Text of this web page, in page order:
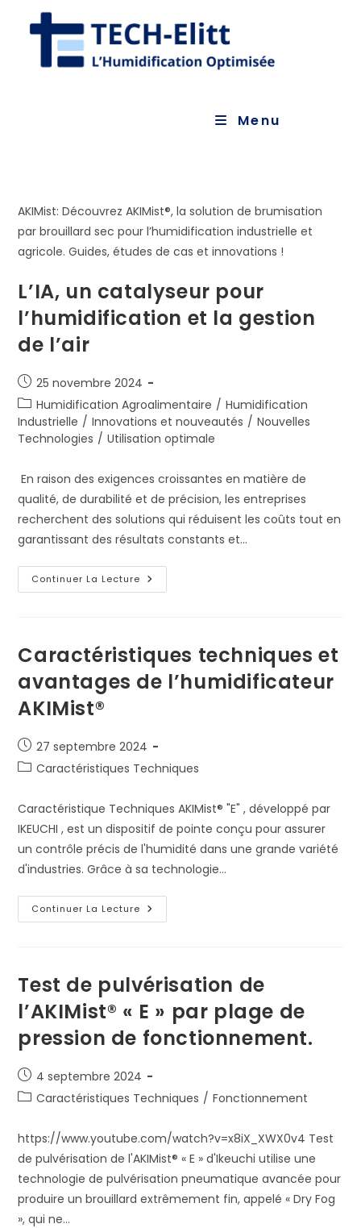
Menu
AKIMist: Découvrez AKIMist®, la solution de brumisation
par brouillard sec pour l’humidification industrielle et
agricole. Guides, études de cas et innovations !
L’IA, un catalyseur pour
l’humidification et la gestion
de l’air
Publication
publiée :
25 novembre 2024
Post
category:
Humidification Agroalimentaire / Humidification
Industrielle / Innovations et nouveautés / Nouvelles
Technologies / Utilisation optimale
En raison des exigences croissantes en matière de
qualité, de durabilité et de précision, les entreprises
recherchent des solutions qui réduisent les coûts tout en
garantissant des résultats constants et…
Continuer La Lecture L’IA,
Un
La
Gestion
De
L’air
Caractéristiques techniques et
avantages de l’humidificateur
AKIMist®
Publication
publiée :
27 septembre 2024
PostCaractéristiques Techniques
Caractéristique Techniques AKIMist® "E" , développé par
IKEUCHI , est un dispositif de pointe conçu pour assurer
un contrôle précis de l'humidité dans une grande variété
d'industries. Grâce à sa technologie…
Continuer La Lecture Caractéristiques
Techniques
AKIMist®
Test de pulvérisation de
l’AKIMist® « E » par plage de
pression de fonctionnement.
Publication
publiée :
4 septembre 2024
PostCaractéristiques Techniques / Fonctionnement
https://www.youtube.com/watch?v=x8iX_XWX0v4 Test
de pulvérisation de l'AKIMist® « E » d'Ikeuchi utilise une
technologie de pulvérisation pneumatique avancée pour
produire un brouillard extrêmement fin, appelé « Dry Fog
», qui ne…